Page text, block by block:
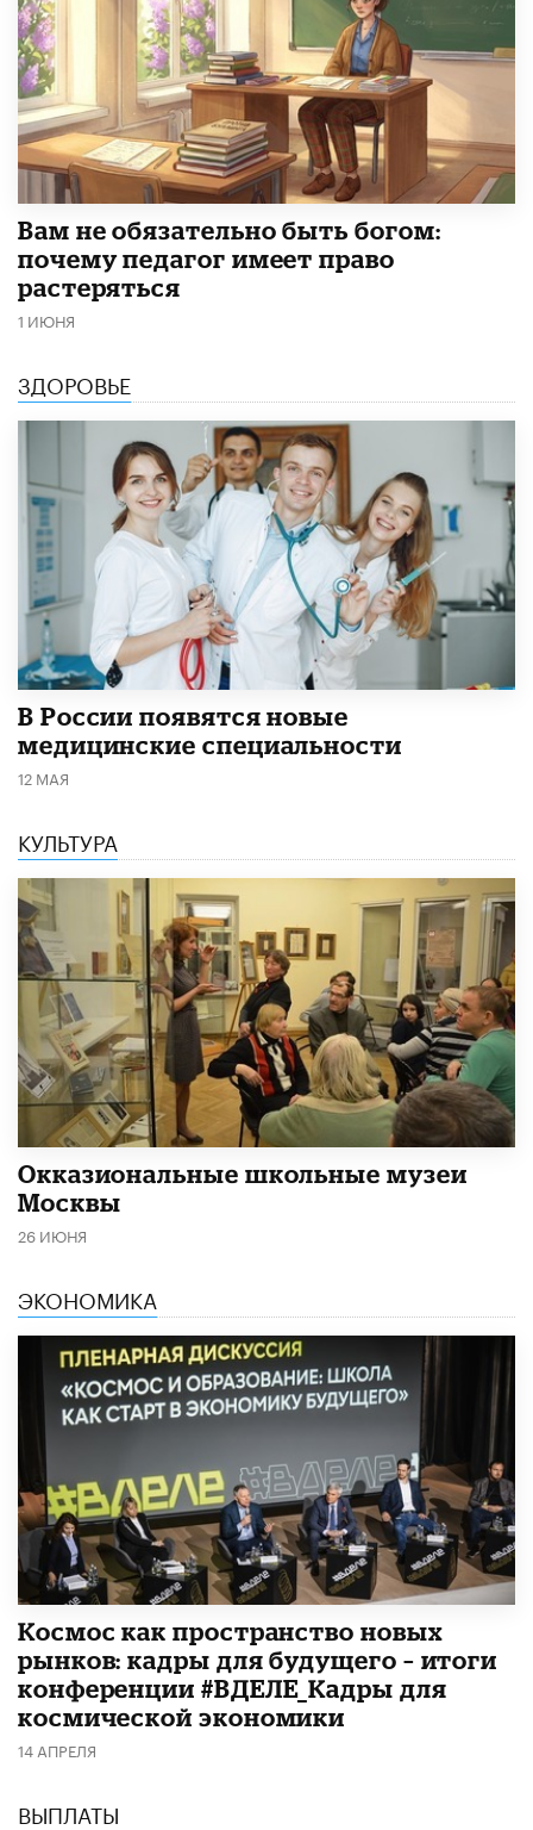
​Вам не обязательно быть богом:
почему педагог имеет право
растеряться
1 ИЮНЯ
ЗДОРОВЬЕ
В России появятся новые
медицинские специальности
12 МАЯ
КУЛЬТУРА
​Окказиональные школьные музеи
Москвы
26 ИЮНЯ
ЭКОНОМИКА
Космос как пространство новых
рынков: кадры для будущего – итоги
конференции #ВДЕЛЕ_Кадры для
космической экономики
14 АПРЕЛЯ
ВЫПЛАТЫ